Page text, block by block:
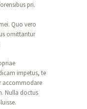
pri.
Quo vero
omittantur
impetus, te
accommodare
Nulla doctus